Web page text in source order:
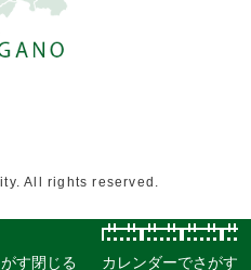
す閉じる カレンダーでさがす
All rights reserved.